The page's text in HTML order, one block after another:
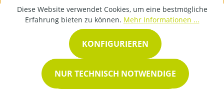
Diese Website verwendet Cookies, um eine bestmögliche
Erfahrung bieten zu können. Mehr Informationen ...
NUR TECHNISCH NOTWENDIGE
KONFIGURIEREN